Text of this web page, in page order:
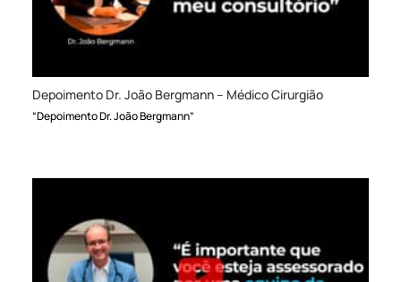
Depoimento Dr. João Bergmann – Médico Cirurgião
“Depoimento Dr. João Bergmann”